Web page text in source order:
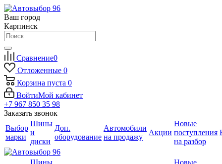
Ваш город
Карпинск
Сравнение0
Отложенные 0
Корзина пуста 0
ВойтиМой кабинет
+7 967 850 35 98
Заказать звонок
Выбор
марки
Шины
и
диски
Доп.
оборудование
Автомобили
на продажу
Акции
Новые
поступления
на разбор
Шины
Новые